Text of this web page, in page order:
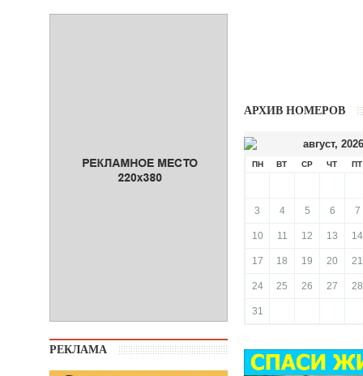
РЕКЛАМА
АРХИВ НОМЕРОВ
август, 2026
ПН ВТ СР ЧТ ПТ
3 4 5 6 7
10 11 12 13 14
17 18 19 20 21
24 25 26 27 28
31